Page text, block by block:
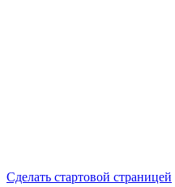
Сделать стартовой страницей